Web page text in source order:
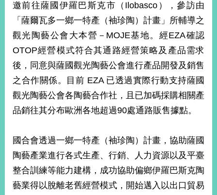
邀前往薩國伊羅巴斯克市（Ilobasco），參訪由
「薩爾瓦多一鄉一特產（袖珍陶）計畫」所輔導之
觀光陶藝公會大本營－MOJE基地。經EZA確認
OTOP經營模式符合其通路經營策略及產品需求
後，同意與薩國觀光陶藝公會進行產品開發及銷售
之合作關係。目前 EZA 已透過實際行動支持薩國
觀光陶藝公會各陶藝合作社，且已加碼採購相關產
品銷往其分布歐洲各地超過90處通路販售據點。
國合會透過一鄉一特產（袖珍陶）計畫，協助薩國
陶藝產業進行各式生產、行銷、人力資源以及平臺
整合訓練等能力建構，成功協助偏鄉伊羅巴斯克陶
藝業得以脫離老舊經營模式，開始邁入以出口貿易